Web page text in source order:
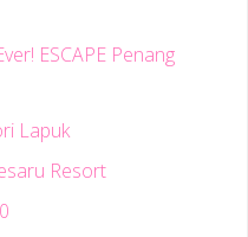
ESCAPE Penang
Lapuk
Resort